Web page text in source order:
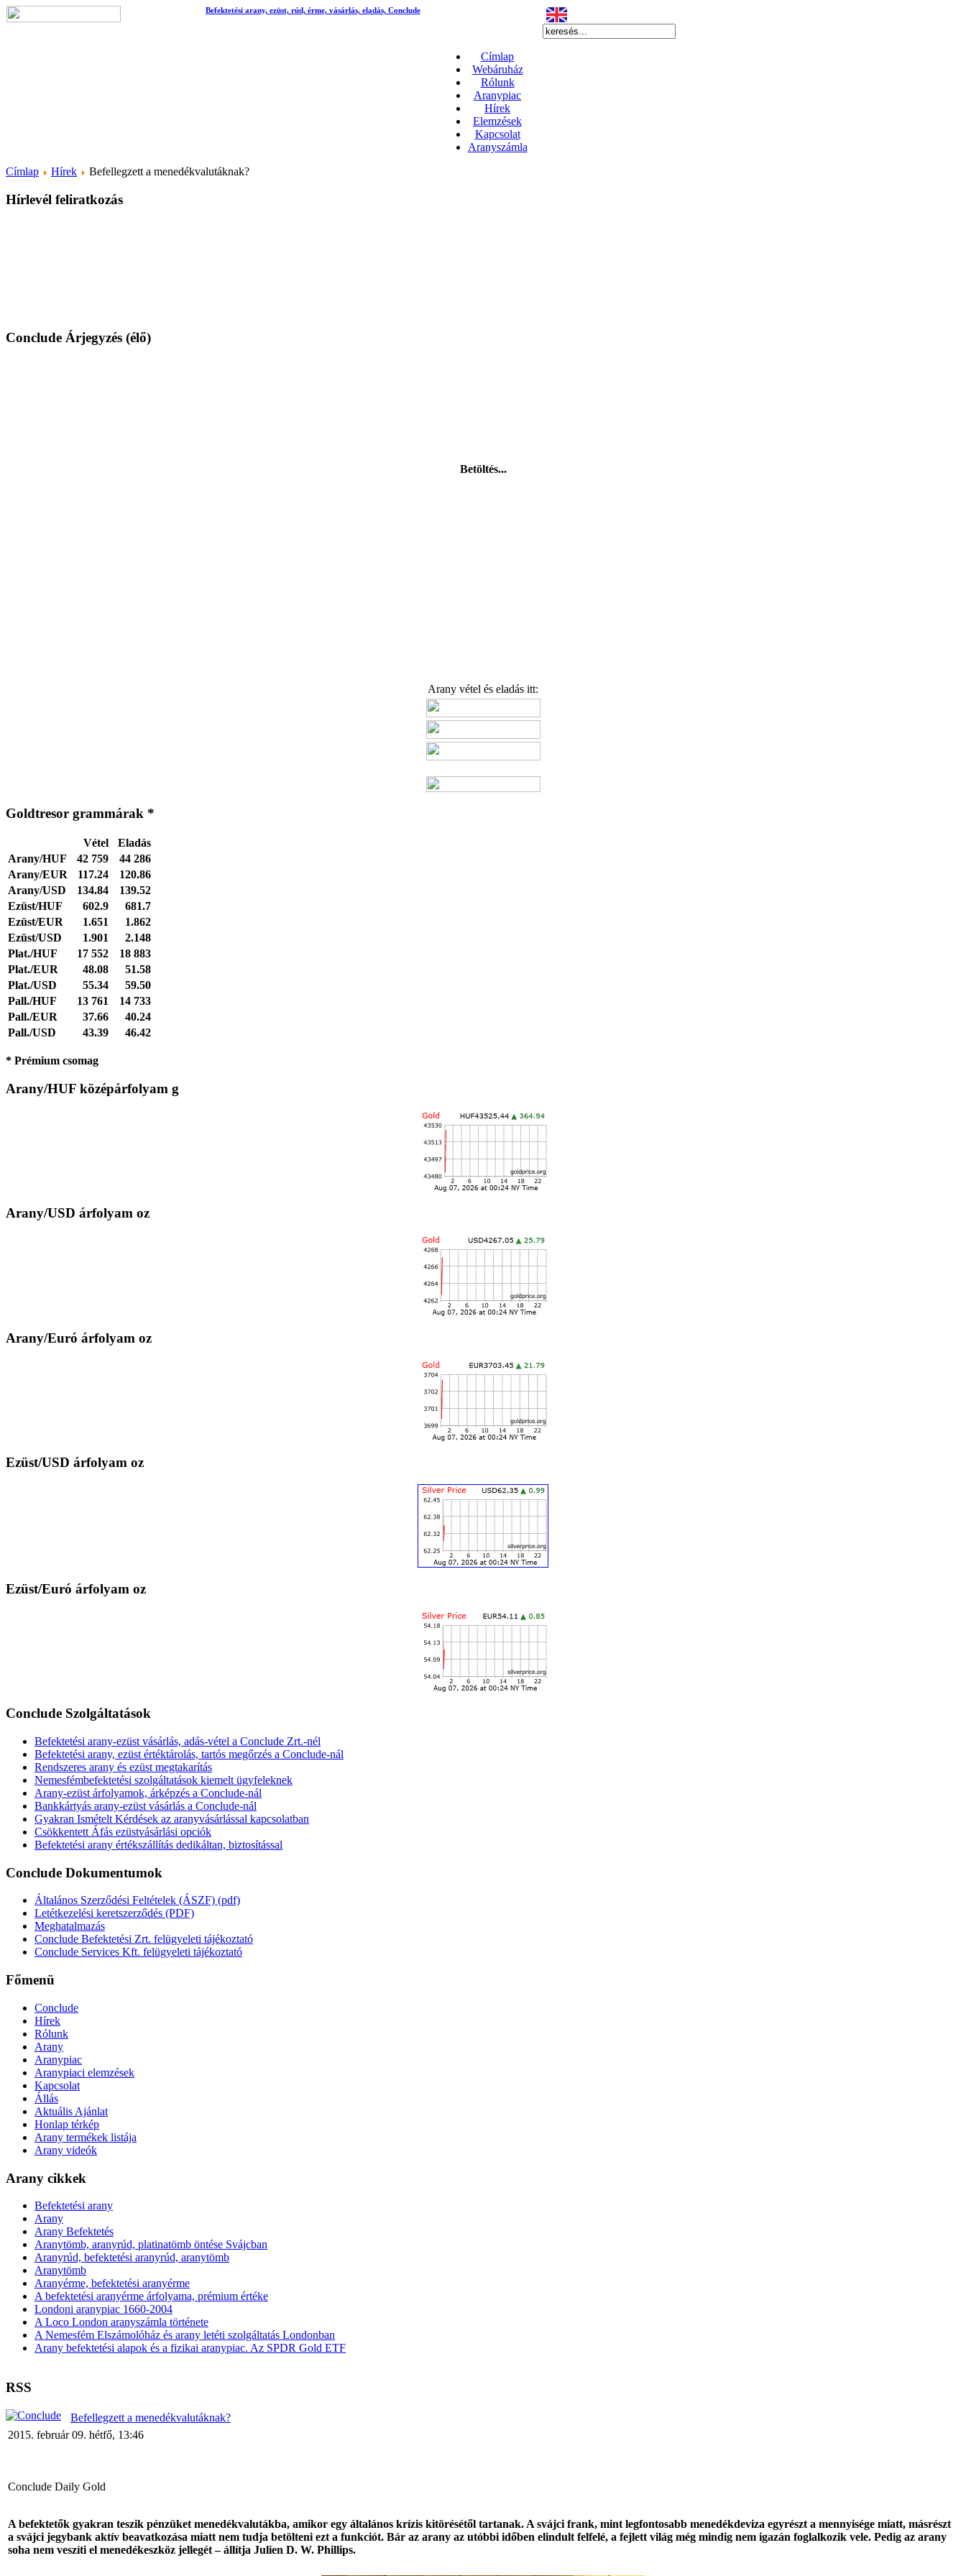
Befektetési arany, ezüst, rúd, érme, vásárlás, eladás, Conclude
Címlap
Webáruház
Rólunk
Aranypiac
Hírek
Elemzések
Kapcsolat
Aranyszámla
Címlap
Hírek Befellegzett a menedékvalutáknak?
Hírlevél feliratkozás
Conclude Árjegyzés (élő)
Betöltés...
Arany vétel és eladás itt:
Goldtresor grammárak *
Vétel
Eladás
Arany/HUF
42 759
44 286
Arany/EUR
117.24
120.86
Arany/USD
134.84
139.52
Ezüst/HUF
602.9
681.7
Ezüst/EUR
1.651
1.862
Ezüst/USD
1.901
2.148
Plat./HUF
17 552
18 883
Plat./EUR
48.08
51.58
Plat./USD
55.34
59.50
Pall./HUF
13 761
14 733
Pall./EUR
37.66
40.24
Pall./USD
43.39 46.42
* Prémium csomag
Arany/HUF középárfolyam g
Arany/USD árfolyam oz
Arany/Euró árfolyam oz
Ezüst/USD árfolyam oz
Ezüst/Euró árfolyam oz
Conclude Szolgáltatások
Befektetési arany-ezüst vásárlás, adás-vétel a Conclude Zrt.-nél
Befektetési arany, ezüst értéktárolás, tartós megőrzés a Conclude-nál
Rendszeres arany és ezüst megtakarítás
Nemesfémbefektetési szolgáltatások kiemelt ügyfeleknek
Arany-ezüst árfolyamok, árképzés a Conclude-nál
Bankkártyás arany-ezüst vásárlás a Conclude-nál
Gyakran Ismételt Kérdések az aranyvásárlással kapcsolatban
Csökkentett Áfás ezüstvásárlási opciók
Befektetési arany értékszállítás dedikáltan, biztosítással
Conclude Dokumentumok
Általános Szerződési Feltételek (ÁSZF) (pdf)
Letétkezelési keretszerződés (PDF)
Meghatalmazás
Conclude Befektetési Zrt. felügyeleti tájékoztató
Conclude Services Kft. felügyeleti tájékoztató
Főmenü
Conclude
Hírek
Rólunk
Arany
Aranypiac
Aranypiaci elemzések
Kapcsolat
Állás
Aktuális Ajánlat
Honlap térkép
Arany termékek listája
Arany videók
Arany cikkek
Befektetési arany
Arany
Arany Befektetés
Aranytömb, aranyrúd, platinatömb öntése Svájcban
Aranyrúd, befektetési aranyrúd, aranytömb
Aranytömb
Aranyérme, befektetési aranyérme
A befektetési aranyérme árfolyama, prémium értéke
Londoni aranypiac 1660-2004
A Loco London aranyszámla története
A Nemesfém Elszámolóház és arany letéti szolgáltatás Londonban
Arany befektetési alapok és a fizikai aranypiac. Az SPDR Gold ETF
RSS
Befellegzett a menedékvalutáknak?
2015. február 09. hétfő, 13:46
Conclude Daily Gold
A befektetők gyakran teszik pénzüket menedékvalutákba, amikor egy általános krízis kitörésétől tartanak. A svájci frank, mint legfontosabb menedékdeviza egyrészt a mennyisége miatt, másrészt
a svájci jegybank aktív beavatkozása miatt nem tudja betölteni ezt a funkciót. Bár az arany az utóbbi időben elindult felfelé, a fejlett világ még mindig nem igazán foglalkozik vele. Pedig az arany
soha nem veszíti el menedékeszköz jellegét – állítja Julien D. W. Phillips.